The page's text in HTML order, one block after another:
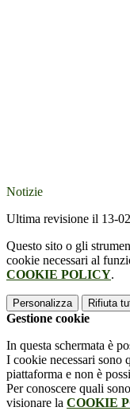
Notizie
Ultima revisione il 13-
Questo sito o gli
cookie necessari al
COOKIE POLICY.
Personalizza Rifiuta
Gestione cookie
In questa schermata è
I cookie necessari sono
piattaforma e non è
Per conoscere quali
visionare la COOKIE